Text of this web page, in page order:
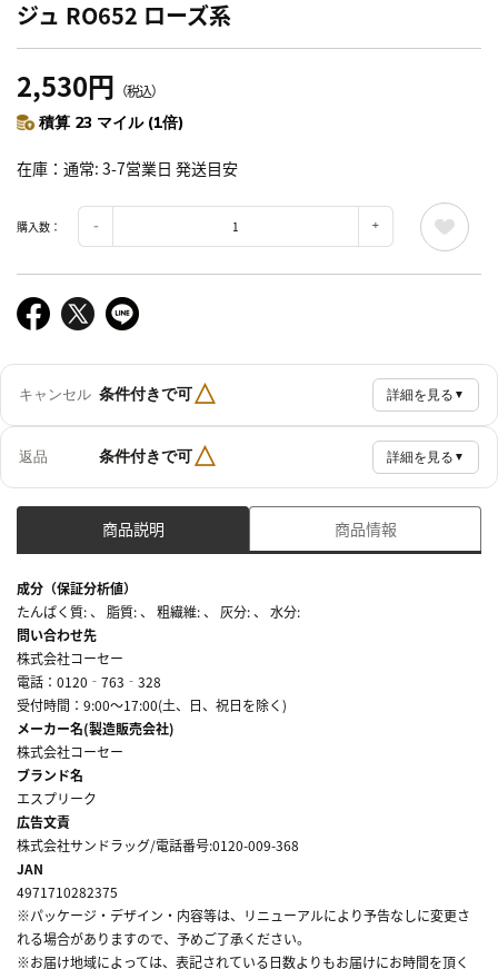
ジュ RO652 ローズ系
2,530円 （税込）
積算 23 マイル (1倍)
在庫 通常: 3-7営業日 発送目安
購入数：
キャンセル 条件付きで可△ 詳細を見る ▼
返品 条件付きで可△ 詳細を見る ▼
商品説明 商品情報
成分（保証分析値）
たんぱく質: 、 脂質: 、 粗繊維: 、 灰分: 、 水分:
問い合わせ先
株式会社コーセー
電話：0120‐763‐328
受付時間：9:00～17:00(土、日、祝日を除く)
メーカー名(製造販売会社)
株式会社コーセー
ブランド名
エスプリーク
広告文責
株式会社サンドラッグ/電話番号:0120-009-368
JAN
4971710282375
※パッケージ・デザイン・内容等は、リニューアルにより予告なしに変更さ
れる場合がありますので、予めご了承ください。
※お届け地域によっては、表記されている日数よりもお届けにお時間を頂く